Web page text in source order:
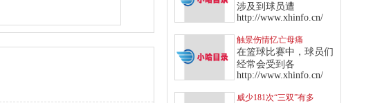
出场
涉及到球员遭
http://www.xhinfo.cn/
触景伤情忆亡母痛
哭，“狼王”化悲伤为力量
率队血洗魔术
在篮球比赛中，球员们
经常会受到各
http://www.xhinfo.cn/
威少181次“三双”有多